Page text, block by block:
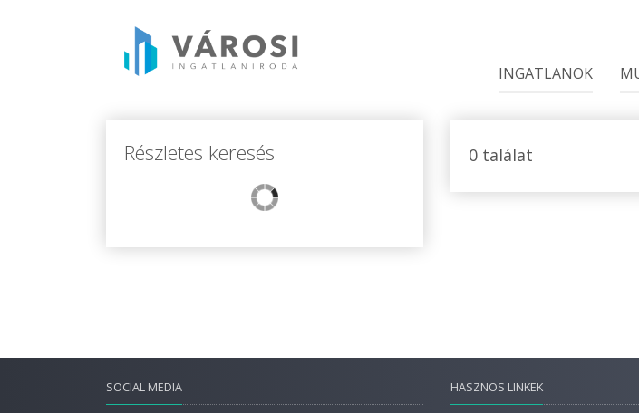
INGATLANOK
Részletes keresés 0 találat
SOCIAL MEDIA HASZNOS LINKEK